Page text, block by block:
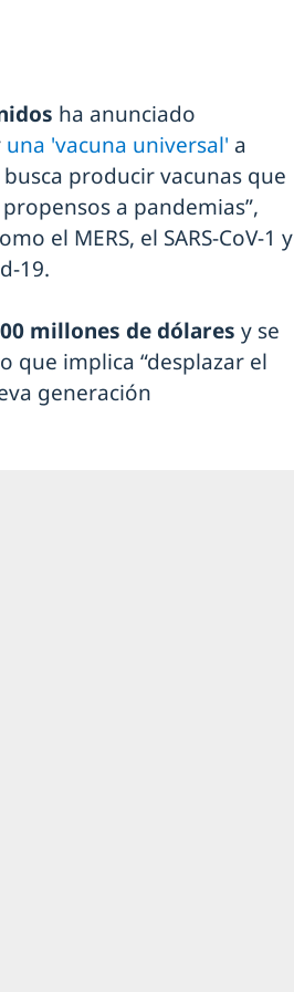
ha anunciado
una 'vacuna universal' a
producir vacunas que
a pandemias”,
el MERS, el SARS-CoV-1 y
19.
millones de dólares y se
implica “desplazar el
generación